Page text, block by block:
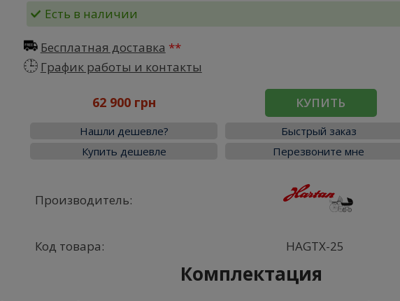
Есть в наличии
Бесплатная доставка
График работы и контакты
62 900 грн КУПИТЬ
Нашли дешевле?
Быстрый заказ
Купить дешевле
Перезвоните мне
Производитель:
Код товара: HAGTX-25
Комплектация